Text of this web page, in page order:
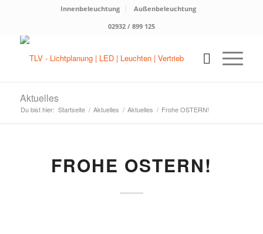
Innenbeleuchtung
Außenbeleuchtung
02932 / 899 125
Aktuelles
Du bist hier: Startseite / Aktuelles / Aktuelles / Frohe OSTERN!
FROHE OSTERN!